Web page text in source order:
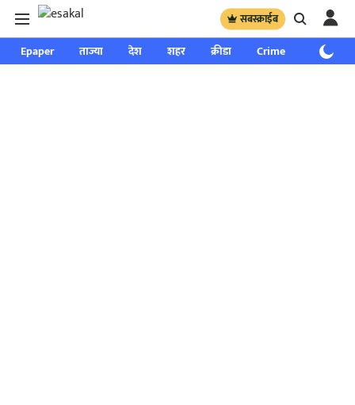
सबस्क्राईब
Epaper ताज्या देश शहर क्रीडा Crime साप्ताहिक